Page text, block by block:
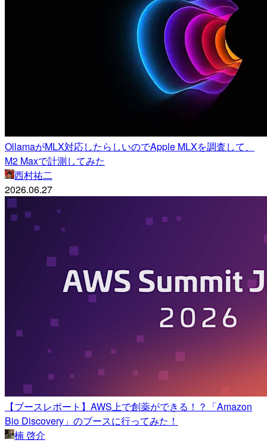
OllamaがMLX対応したらしいのでApple MLXを調査して、
M2 Maxで計測してみた
西村祐二
2026.06.27
【ブースレポート】AWS上で創薬ができる！？「Amazon
Bio Discovery」のブースに行ってみた！
楠 啓介